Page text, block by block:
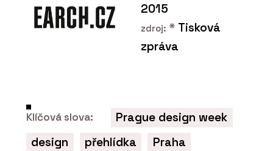
Rekonstrukce kultovní
2015
zdroj: * Tisková
zpráva
Klíčová slova:
Prague design week
design
přehlídka Praha